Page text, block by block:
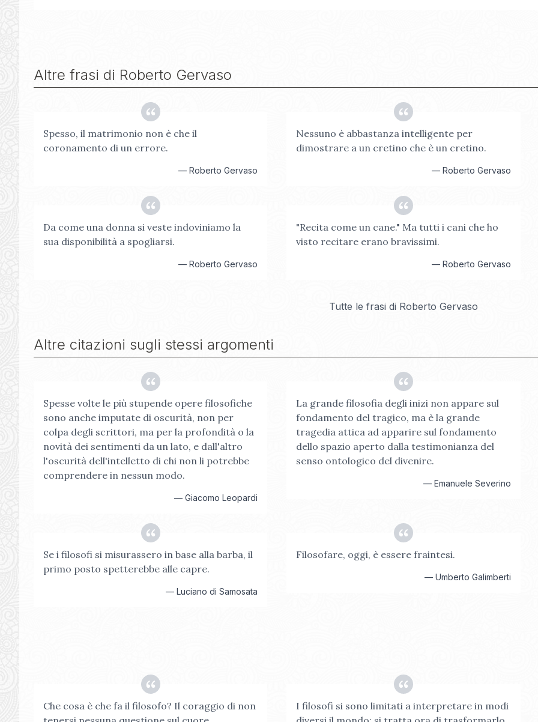
Altre frasi di Roberto Gervaso
Spesso, il matrimonio non è che il
coronamento di un errore.
—Roberto Gervaso
Nessuno è abbastanza intelligente per
dimostrare a un cretino che è un cretino.
— Roberto Gervaso
Da come una donna si veste indoviniamo la
sua disponibilità a spogliarsi.
—Roberto Gervaso
"Recita come un cane." Ma tutti i cani che ho
visto recitare erano bravissimi.
— Roberto Gervaso
Tutte le frasi di Roberto Gervaso
Altre citazioni sugli stessi argomenti
Spesse volte le più stupende opere filosofiche
sono anche imputate di oscurità, non per
colpa degli scrittori, ma per la profondità o la
novità dei sentimenti da un lato, e dall'altro
l'oscurità dell'intelletto di chi non li potrebbe
comprendere in nessun modo.
—Giacomo Leopardi
La grande filosofia degli inizi non appare sul
fondamento del tragico, ma è la grande
tragedia attica ad apparire sul fondamento
dello spazio aperto dalla testimonianza del
senso ontologico del divenire.
— Emanuele Severino
Se i filosofi si misurassero in base alla barba, il
primo posto spetterebbe alle capre.
—Luciano di Samosata
Filosofare, oggi, è essere fraintesi.
— Umberto Galimberti
Che cosa è che fa il filosofo? Il coraggio di non
I filosofi si sono limitati a interpretare in modi